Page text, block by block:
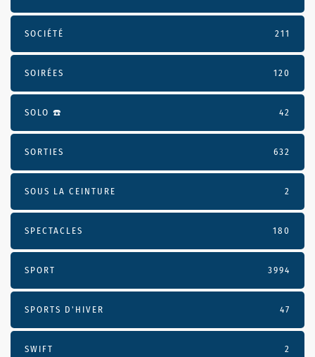
SOCIÉTÉ 211
SOIRÉES 120
SOLO ☎️ 42
SORTIES 632
SOUS LA CEINTURE 2
SPECTACLES 180
SPORT 3994
SPORTS D'HIVER 47
SWIFT 2